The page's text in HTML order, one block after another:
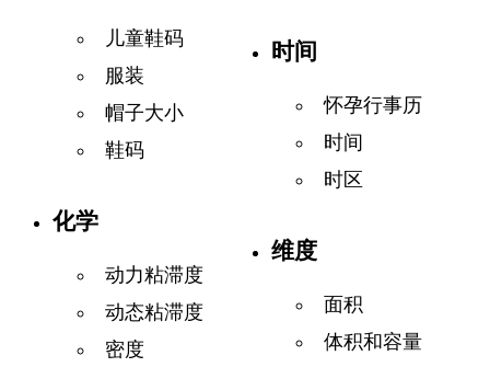
儿童鞋码
服装
帽子大小
鞋码
化学
动力粘滞度
动态粘滞度
密度
时间
怀孕行事历
时间
时区
维度
面积
体积和容量